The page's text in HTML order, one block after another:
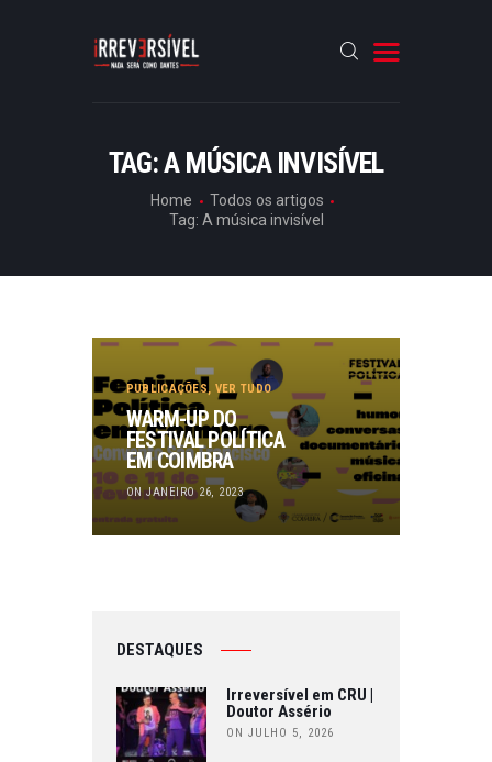
TAG: A MÚSICA INVISÍVEL
Home
Todos os artigos
Tag: A música invisível
HOME
CRÓNICAS
ENTREVISTAS
RUBRICAS
PUBLICAÇÕES, VER TUDO
WARM-UP DO
FESTIVAL POLÍTICA
EM COIMBRA
ON JANEIRO 26, 2023
DESTAQUES
Irreversível em CRU |
Doutor Assério
ON JULHO 5, 2026